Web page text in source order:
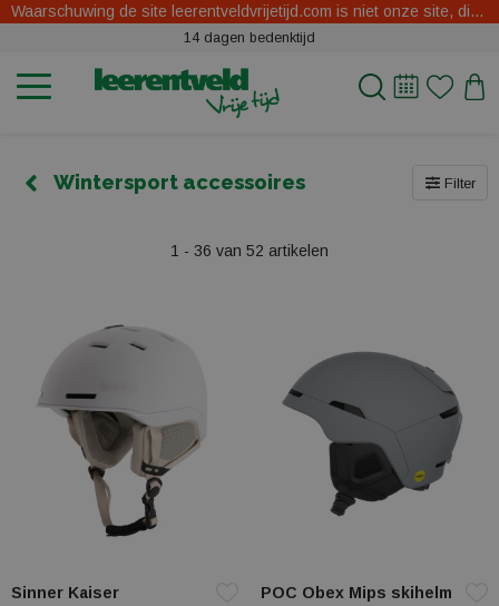
Waarschuwing de site leerentveldvrijetijd.com is niet onze site, dit zijn oplichters.
14 dagen bedenktijd
Wintersport accessoires Filter
1 - 36 van 52 artikelen
Sinner Kaiser
POC Obex Mips skihelm